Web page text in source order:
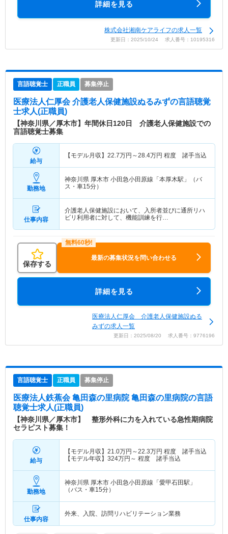
詳細を見る
株式会社湘南ケアライフの求人一覧
更新日：2025/10/24 求人番号：10195316
言語聴覚士 正職員 募集停止
医療法人仁厚会 介護老人保健施設ぬるみずの言語聴覚
士求人(正職員)
【神奈川県／厚木市】年間休日120日 介護老人保健施設での
言語聴覚士募集
給与
【モデル月収】 22.7万円～28.4万円 程度 諸手当込
勤務地
神奈川県 厚木市 小田急小田原線「本厚木駅」（バ
ス・車15分）
仕事内容
介護老人保健施設において、入所者並びに通所リハ
ビリ利用者に対して、機能訓練を行…
保存する
最新の募集状況を問い合わせる
詳細を見る
医療法人仁厚会 介護老人保健施設ぬる
みずの求人一覧
更新日：2025/08/20 求人番号：9776196
言語聴覚士 正職員 募集停止
医療法人鉄蕉会 亀田森の里病院 亀田森の里病院の言語
聴覚士求人(正職員)
【神奈川県／厚木市】 整形外科に力を入れている急性期病院
セラピスト募集！
給与
【モデル月収】 21.0万円～22.3万円 程度 諸手当込
【モデル年収】 324万円～ 程度 諸手当込
勤務地
神奈川県 厚木市 小田急小田原線「愛甲石田駅」
（バス・車15分）
仕事内容
外来、入院、訪問リハビリテーション業務